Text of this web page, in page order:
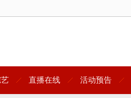
直播在线 活动预告